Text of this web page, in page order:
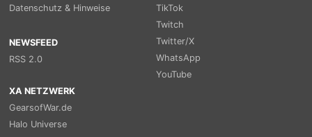
Datenschutz & Hinweise
NEWSFEED
RSS 2.0
TikTok
Twitch
Twitter/X
WhatsApp
YouTube
XA NETZWERK
GearsofWar.de
Halo Universe